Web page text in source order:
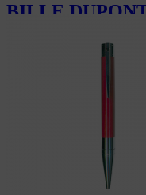
BILLE
سعر السوق310.00 CHF